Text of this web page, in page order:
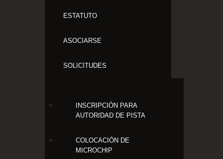
ESTATUTO
ASOCIARSE
SOLICITUDES
INSCRIPCIÓN PARA
AUTORIDAD DE PISTA
COLOCACIÓN DE
MICROCHIP